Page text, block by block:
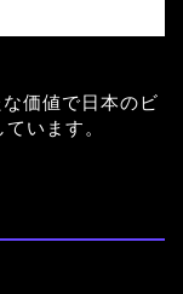
価値で日本のビ
います。